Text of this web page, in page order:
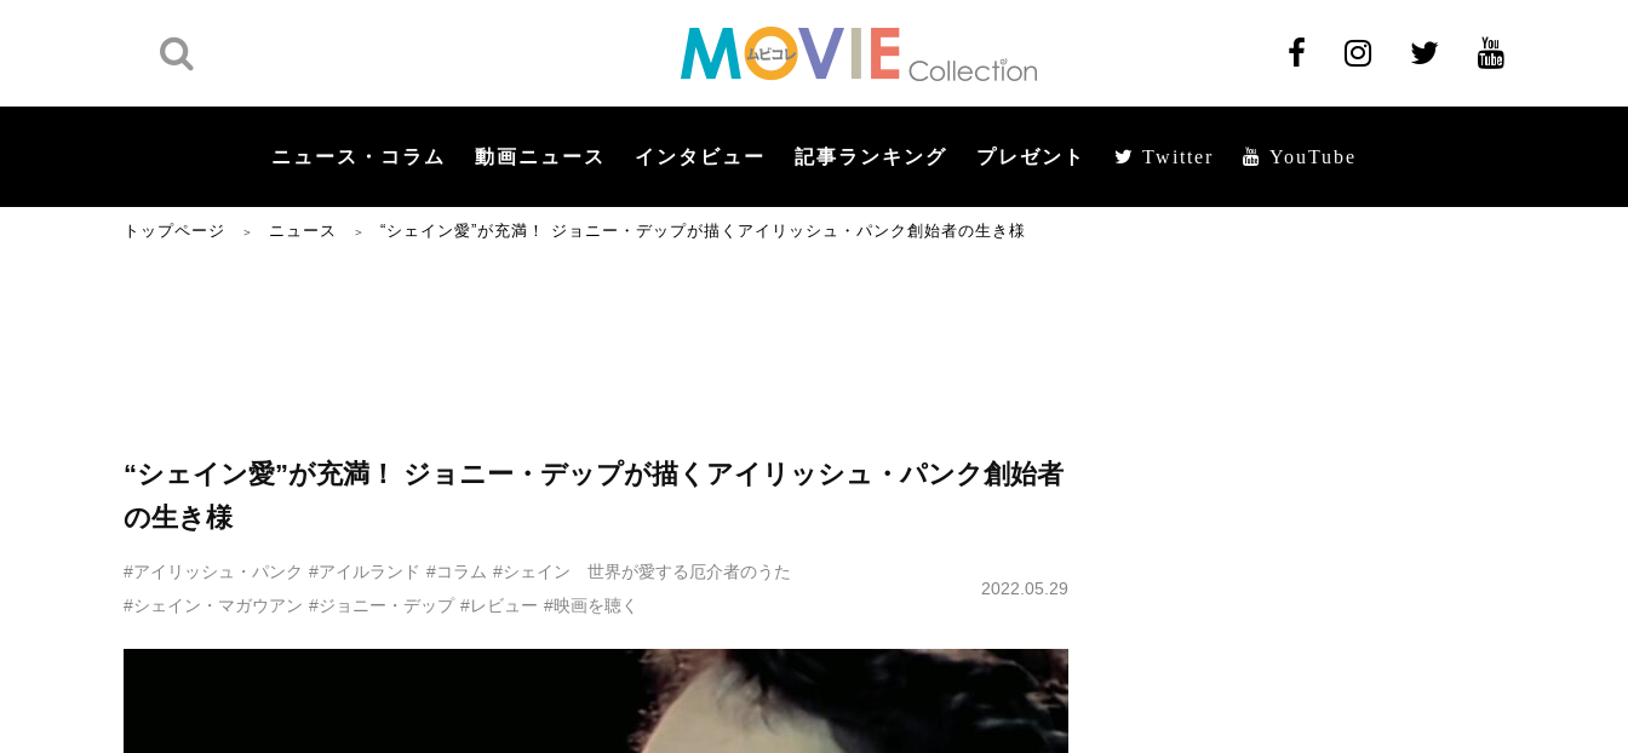
ニュース・コラム 動画ニュース インタビュー 記事ランキング プレゼント Twitter YouTube
トップページ ＞ ニュース ＞ “シェイン愛”が充満！ ジョニー・デップが描くアイリッシュ・パンク創始者の生き様
“シェイン愛”が充満！ ジョニー・デップが描くアイリッシュ・パンク創始者
の生き様
#アイリッシュ・パンク #アイルランド #コラム #シェイン 世界が愛する厄介者のうた
#シェイン・マガウアン #ジョニー・デップ #レビュー #映画を聴く
2022.05.29